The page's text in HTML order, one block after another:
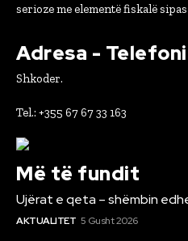
serioze me elementë fiskalë
Adresa - Telefoni
Shkoder.
Tel.: +355 67 67 33 163
Më të fundit
Ujërat e qeta – shëmbin
AKTUALITET 5 Gusht 2026